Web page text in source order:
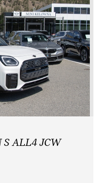
S ALL4 JCW